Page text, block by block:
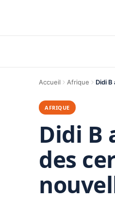
Accueil Afrique Didi
AFRIQUE
Didi B
des